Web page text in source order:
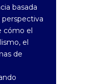
basada
cómo el
el
de